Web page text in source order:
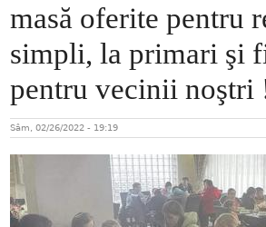
masă oferite pentru
simpli, la primari şi
pentru vecinii noştri
Sâm, 02/26/2022 - 19:19